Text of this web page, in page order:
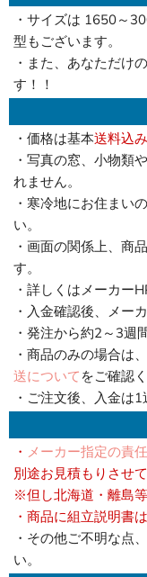
・サイズは 1650～
型もございます。
・また、あなただけ
す！！
・価格は基本送料込
・写真の窓、小物類
れません。
・寒冷地にお住まい
い。
・画面の関係上、商
す。
・詳しくはメーカー
・入金確認後、メー
・発注から約2～3週
・商品のみの場合は
送について をご確認
・ご注文後、入金は
・ メーカー指定の責
別途お見積もりさせて
※但し北海道・離島
・商品に組立説明書
・その他ご不明な点
い。